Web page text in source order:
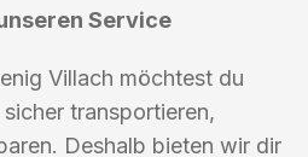
Service
Villach möchtest du
transportieren,
Deshalb bieten wir dir